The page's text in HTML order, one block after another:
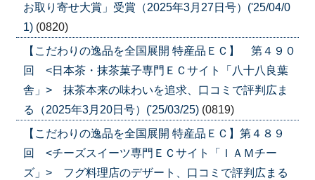
お取り寄せ大賞」受賞（2025年3月27日号）('25/04/0
1) (0820)
【こだわりの逸品を全国展開 特産品ＥＣ】 第４９０
回 <日本茶・抹茶菓子専門ＥＣサイト「八十八良葉
舎」> 抹茶本来の味わいを追求、口コミで評判広ま
る（2025年3月20日号）('25/03/25) (0819)
【こだわりの逸品を全国展開 特産品ＥＣ】第４８９
回 <チーズスイーツ専門ＥＣサイト「ＩＡＭチー
ズ」> フグ料理店のデザート、口コミで評判広まる